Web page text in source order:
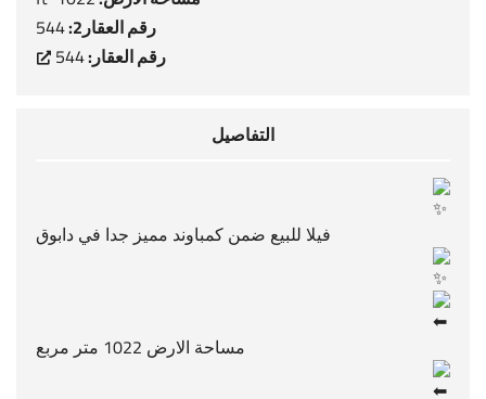
رقم العقار2: 544
رقم العقار:544
التفاصيل
فيلا للبيع ضمن كمباوند مميز جدا في دابوق
مساحة الارض 1022 متر مربع